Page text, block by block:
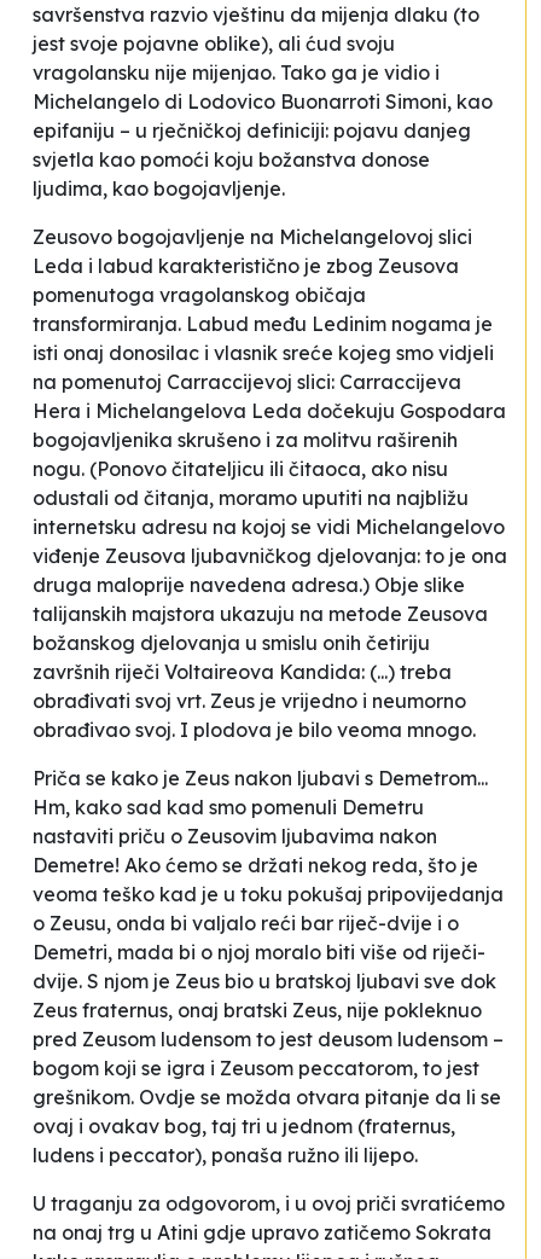
savršenstva razvio vještinu da mijenja dlaku (to
jest svoje pojavne oblike), ali ćud svoju
vragolansku nije mijenjao. Tako ga je vidio i
Michelangelo di Lodovico Buonarroti Simoni, kao
epifaniju – u rječničkoj definiciji: pojavu danjeg
svjetla kao pomoći koju božanstva donose
ljudima, kao bogojavljenje.
Zeusovo bogojavljenje na Michelangelovoj slici
Leda i labud karakteristično je zbog Zeusova
pomenutoga vragolanskog običaja
transformiranja. Labud među Ledinim nogama je
isti onaj donosilac i vlasnik sreće kojeg smo vidjeli
na pomenutoj Carraccijevoj slici: Carraccijeva
Hera i Michelangelova Leda dočekuju Gospodara
bogojavljenika skrušeno i za molitvu raširenih
nogu. (Ponovo čitateljicu ili čitaoca, ako nisu
odustali od čitanja, moramo uputiti na najbližu
internetsku adresu na kojoj se vidi Michelangelovo
viđenje Zeusova ljubavničkog djelovanja: to je ona
druga maloprije navedena adresa.) Obje slike
talijanskih majstora ukazuju na metode Zeusova
božanskog djelovanja u smislu onih četiriju
završnih riječi Voltaireova Kandida: (...) treba
obrađivati svoj vrt. Zeus je vrijedno i neumorno
obrađivao svoj. I plodova je bilo veoma mnogo.
Priča se kako je Zeus nakon ljubavi s Demetrom...
Hm, kako sad kad smo pomenuli Demetru
nastaviti priču o Zeusovim ljubavima nakon
Demetre! Ako ćemo se držati nekog reda, što je
veoma teško kad je u toku pokušaj pripovijedanja
o Zeusu, onda bi valjalo reći bar riječ-dvije i o
Demetri, mada bi o njoj moralo biti više od riječi-
dvije. S njom je Zeus bio u bratskoj ljubavi sve dok
Zeus fraternus, onaj bratski Zeus, nije pokleknuo
pred Zeusom ludensom to jest deusom ludensom –
bogom koji se igra i Zeusom peccatorom, to jest
grešnikom. Ovdje se možda otvara pitanje da li se
ovaj i ovakav bog, taj tri u jednom (fraternus,
ludens i peccator), ponaša ružno ili lijepo.
U traganju za odgovorom, i u ovoj priči svratićemo
na onaj trg u Atini gdje upravo zatičemo Sokrata